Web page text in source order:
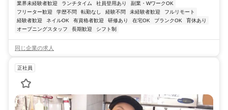
業界未経験者歓迎 ランチタイム 社員登用あり
副業・WワークOK
フリーター歓迎
学歴不問 転勤なし 経験不問 未経験者歓迎
フルリモート
経験者歓迎
ネイルOK 有資格者歓迎 研修あり 在宅OK ブランクOK
育休あり
オープニングスタッフ
長期歓迎 シフト制
同じ企業の求人
正社員